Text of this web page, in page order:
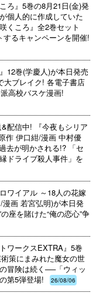
ろ』5巻の8月21日(金)発
個人的に作成していた
くころ』全2巻セット
るキャンペーンを開催!
12巻(学慶人)が本日発売
大ブレイク! 各電子書店
高校バスケ漫画!
&配信中! 『今夜もシリア
作 伊口紺/漫画 中村優
去が明かされる!? 「セ
ドライブ殺人事件」を
ワイアル ～18人の花嫁
画 若宮弘明)が本日発
座を賭けた“俺の恋心”争
ワークスEXTRA』5巻
策にまみれた魔女の世
冒険は続く──「ウィッ
第5弾登場!
26/08/06